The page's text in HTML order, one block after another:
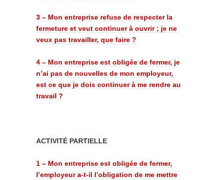
3 – Mon entreprise refuse de respecter la
fermeture et veut continuer à ouvrir ; je ne
veux pas travailler, que faire ?
4 – Mon entreprise est obligée de fermer, je
n’ai pas de nouvelles de mon employeur,
est ce que je dois continuer à me rendre au
travail ?
ACTIVITÉ PARTIELLE
1 – Mon entreprise est obligée de fermer,
l’employeur a-t-il l’obligation de me mettre